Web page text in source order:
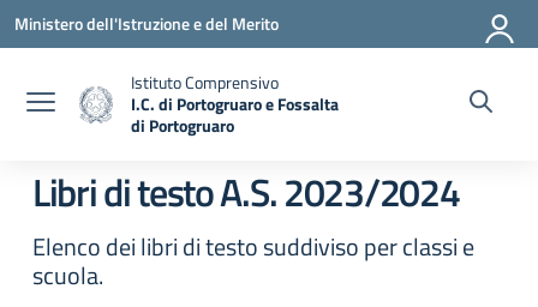
Vai ai contenuti
Vai al menu di navigazione
Vai al footer
Ministero dell'Istruzione e del Merito
Istituto Comprensivo
I.C. di Portogruaro e Fossalta
di Portogruaro
Libri di testo A.S. 2023/2024
Elenco dei libri di testo suddiviso per classi e
scuola.